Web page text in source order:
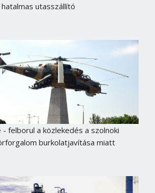
utasszállító
felborul a közlekedés a szolnoki
burkolatjavítása miatt